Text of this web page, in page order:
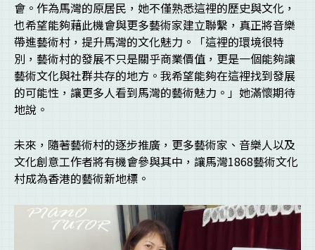
會。作為馬灣的原居民，她不僅熟悉這裡的歷史與文化，
也希望能夠藉此機會與更多藝術家建立聯繫，真正將音樂
帶進藝術村，提升馬灣的文化魅力。「這裡的環境很特
別，藝術村的發展不只是關乎商業價值，更是一個能夠讓
藝術文化與社群共存的地方。我希望能夠在這裡找到發展
的可能性，讓更多人看到馬灣的藝術魅力。」她滿懷期待
地說。
未來，隨著藝術村的逐步推廣，更多藝術家、音樂人以及
文化創意工作者將有機會參與其中，讓馬灣1868藝術文化
村成為香港的藝術新地標。